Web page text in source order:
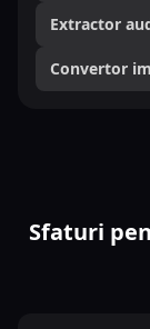
Extractor
Convertor
Sfaturi